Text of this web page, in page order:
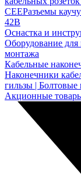
CEEРазъемы
42В
Оснастка и
Оборудование
монтажа
Кабельные
Наконечники
гильзы | Болтовые
Акционные